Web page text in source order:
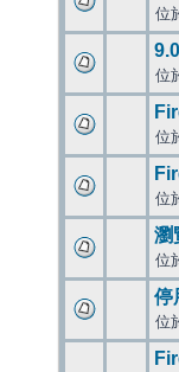
位
位
位
位
瀏
位
停
位